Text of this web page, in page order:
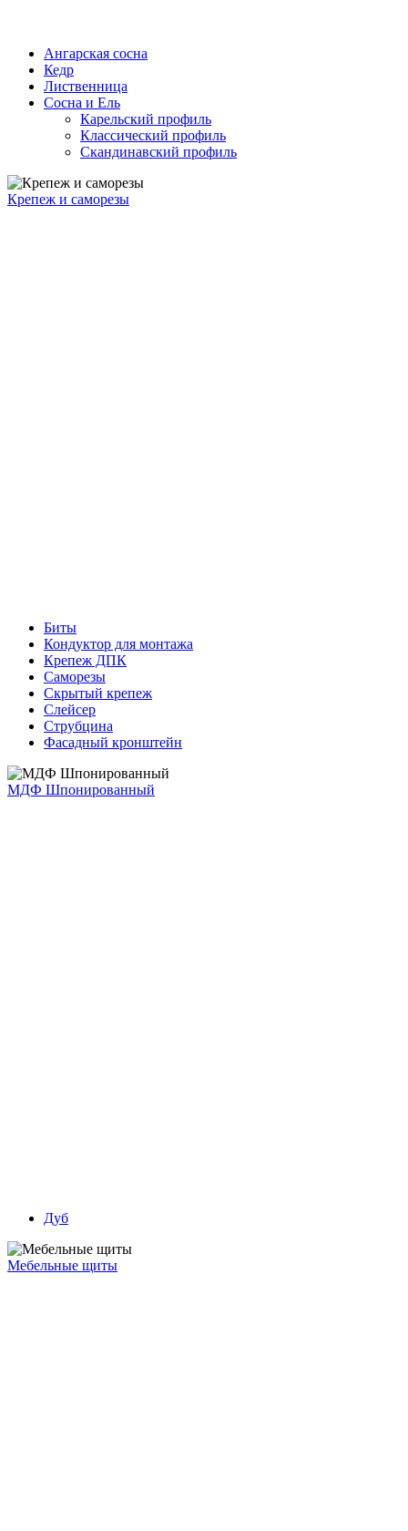
Ангарская сосна
Кедр
Лиственница
Сосна и Ель
Карельский профиль
Классический профиль
Скандинавский профиль
Крепеж и саморезы
Биты
Кондуктор для монтажа
Крепеж ДПК
Саморезы
Скрытый крепеж
Слейсер
Струбцина
Фасадный кронштейн
МДФ Шпонированный
Дуб
Мебельные щиты